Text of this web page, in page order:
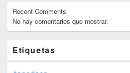
Recent Comments
No hay comentarios que mostrar.
Etiquetas